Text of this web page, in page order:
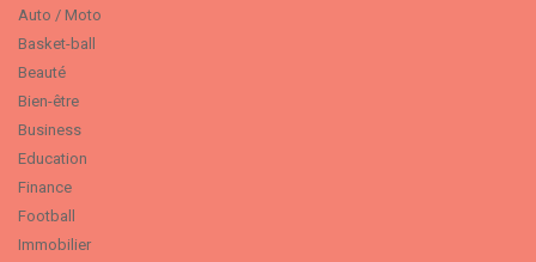
Auto / Moto
Basket-ball
Beauté
Bien-être
Business
Education
Finance
Football
Immobilier